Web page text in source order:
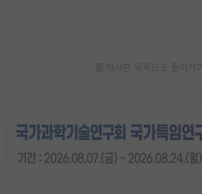
게시판 목록으로 돌아가기